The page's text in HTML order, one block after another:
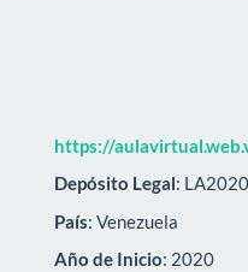
https://
Depósito Legal:
País: Venezuela
Año de Inicio: 2020